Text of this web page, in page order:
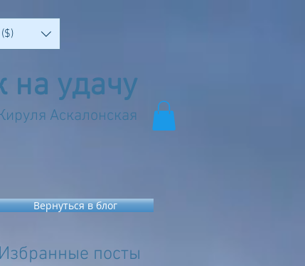
удачу
Аскалонская
Вернуться в блог
Избранные посты